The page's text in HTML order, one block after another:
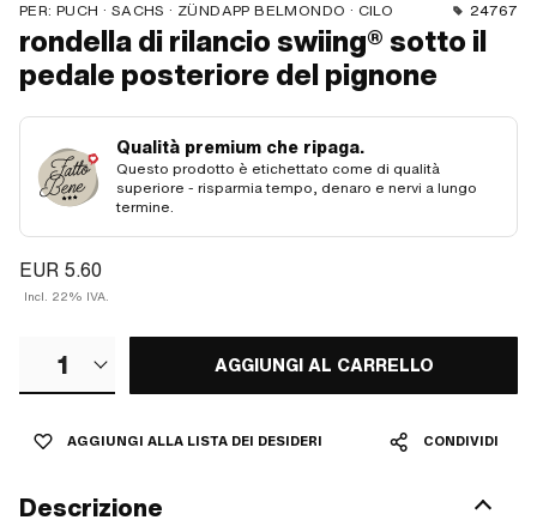
PER: PUCH · SACHS · ZÜNDAPP BELMONDO · CILO 24767
rondella di rilancio swiing® sotto il
pedale posteriore del pignone
Qualità premium che ripaga.
Questo prodotto è etichettato come di qualità
superiore - risparmia tempo, denaro e nervi a lungo
termine.
EUR 5.60
Incl. 22% IVA.
1 AGGIUNGI AL CARRELLO
AGGIUNGI ALLA LISTA DEI DESIDERI CONDIVIDI
Descrizione